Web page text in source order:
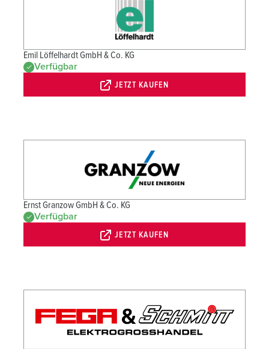
Emil Löffelhardt GmbH & Co. KG
Verfügbar
JETZT KAUFEN
Ernst Granzow GmbH & Co. KG
Verfügbar
JETZT KAUFEN